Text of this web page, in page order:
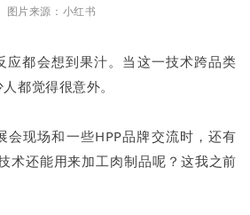
图片来源：小红书
应都会想到果汁。当这一技术跨品类
都觉得很意外。
现场和一些HPP品牌交流时，还有
术还能用来加工肉制品呢？这我之前